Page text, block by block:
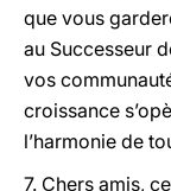
que vous
au Successeur
vos
croissance
l’harmonie de
7. Chers amis,